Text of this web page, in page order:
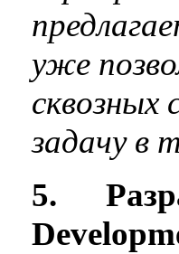
уже
сквозных
задачу в
5.